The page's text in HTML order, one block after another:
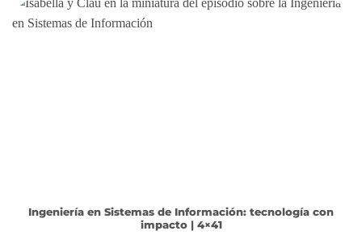
Ingeniería en Sistemas de Información: tecnología con
impacto | 4×41